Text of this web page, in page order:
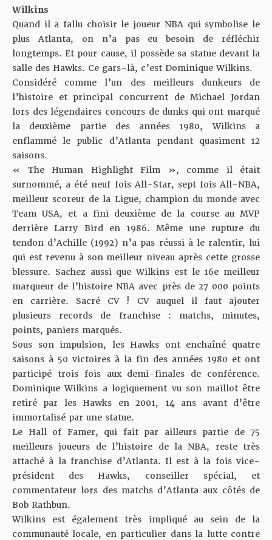
Wilkins
Quand il a fallu choisir le joueur NBA qui symbolise le
plus Atlanta, on n’a pas eu besoin de réfléchir
longtemps. Et pour cause, il possède sa statue devant la
salle des Hawks. Ce gars-là, c’est Dominique Wilkins.
Considéré comme l’un des meilleurs dunkeurs de
l’histoire et principal concurrent de Michael Jordan
lors des légendaires concours de dunks qui ont marqué
la deuxième partie des années 1980, Wilkins a
enflammé le public d’Atlanta pendant quasiment 12
saisons.
« The Human Highlight Film », comme il était
surnommé, a été neuf fois All-Star, sept fois All-NBA,
meilleur scoreur de la Ligue, champion du monde avec
Team USA, et a fini deuxième de la course au MVP
derrière Larry Bird en 1986. Même une rupture du
tendon d’Achille (1992) n’a pas réussi à le ralentir, lui
qui est revenu à son meilleur niveau après cette grosse
blessure. Sachez aussi que Wilkins est le 16e meilleur
marqueur de l’histoire NBA avec près de 27 000 points
en carrière. Sacré CV ! CV auquel il faut ajouter
plusieurs records de franchise : matchs, minutes,
points, paniers marqués.
Sous son impulsion, les Hawks ont enchaîné quatre
saisons à 50 victoires à la fin des années 1980 et ont
participé trois fois aux demi-finales de conférence.
Dominique Wilkins a logiquement vu son maillot être
retiré par les Hawks en 2001, 14 ans avant d’être
immortalisé par une statue.
Le Hall of Famer, qui fait par ailleurs partie de 75
meilleurs joueurs de l’histoire de la NBA, reste très
attaché à la franchise d’Atlanta. Il est à la fois vice-
président des Hawks, conseiller spécial, et
commentateur lors des matchs d’Atlanta aux côtés de
Bob Rathbun.
Wilkins est également très impliqué au sein de la
communauté locale, en particulier dans la lutte contre